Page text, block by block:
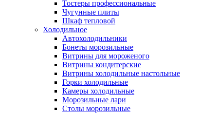
Тостеры профессиональные
Чугунные плиты
Шкаф тепловой
Холодильное
Автохолодильники
Бонеты морозильные
Витрины для мороженого
Витрины кондитерские
Витрины холодильные настольные
Горки холодильные
Камеры холодильные
Морозильные лари
Столы морозильные